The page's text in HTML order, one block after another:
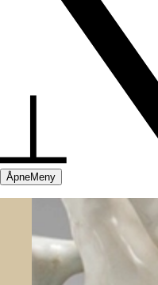
ÅpneMeny